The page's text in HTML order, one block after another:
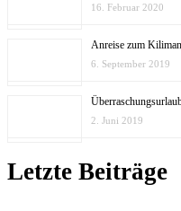
16. Februar 2020
Anreise zum
6. September 2019
2. Juni 2019
Letzte Beiträge